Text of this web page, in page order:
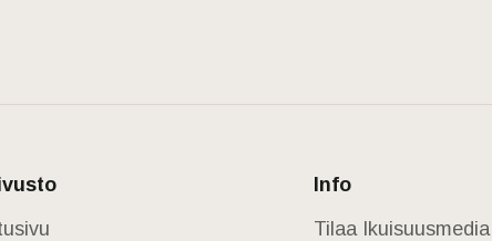
Info
Tilaa Ikuisuusmedia